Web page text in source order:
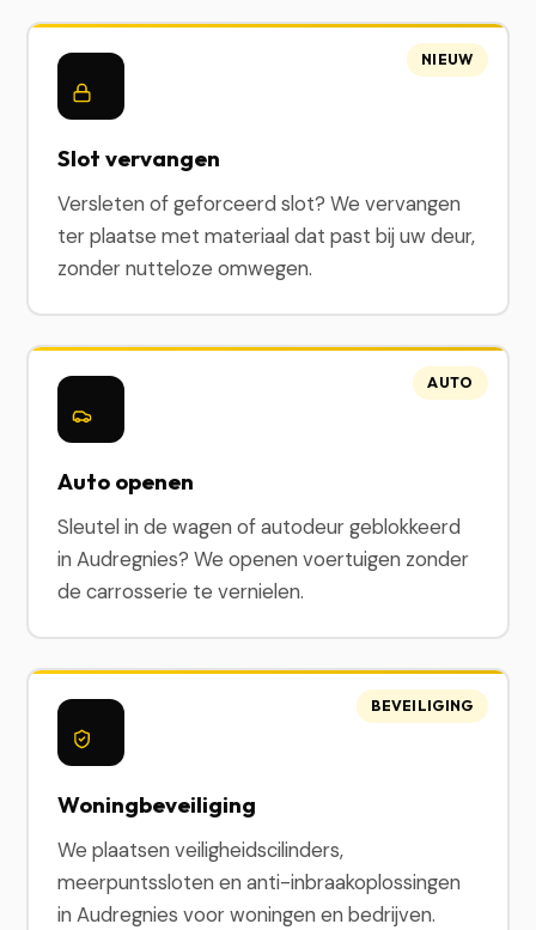
Slot vervangen
Versleten of geforceerd slot? We vervangen
ter plaatse met materiaal dat past bij uw deur,
zonder nutteloze omwegen.
NIEUW
Auto openen
Sleutel in de wagen of autodeur geblokkeerd
in Audregnies? We openen voertuigen zonder
de carrosserie te vernielen.
AUTO
Woningbeveiliging
We plaatsen veiligheidscilinders,
meerpuntssloten en anti-inbraakoplossingen
in Audregnies voor woningen en bedrijven.
BEVEILIGING